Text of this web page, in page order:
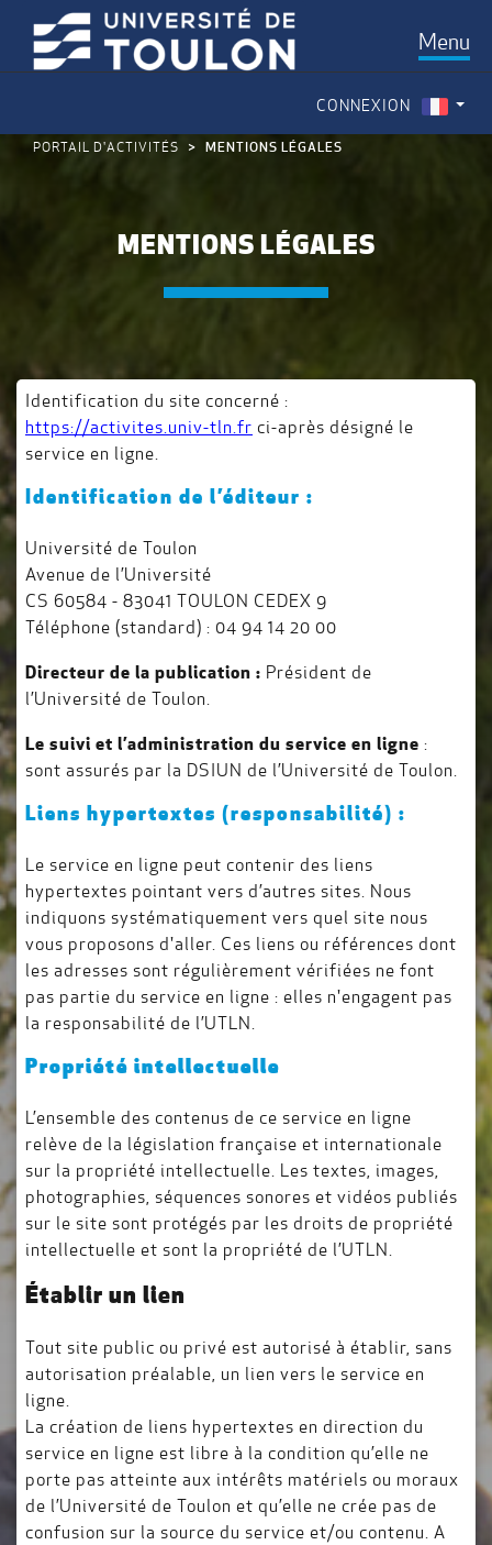
Menu
CONNEXION
PORTAIL D'ACTIVITÉS MENTIONS LÉGALES
MENTIONS LÉGALES
Identification du site concerné :
https://activites.univ-tln.fr ci-après désigné le
service en ligne.
Identification de l’éditeur :
Université de Toulon
Avenue de l’Université
CS 60584 - 83041 TOULON CEDEX 9
Téléphone (standard) : 04 94 14 20 00
Directeur de la publication : Président de
l’Université de Toulon.
Le suivi et l’administration du service en ligne :
sont assurés par la DSIUN de l’Université de Toulon.
Liens hypertextes (responsabilité) :
Le service en ligne peut contenir des liens
hypertextes pointant vers d’autres sites. Nous
indiquons systématiquement vers quel site nous
vous proposons d'aller. Ces liens ou références dont
les adresses sont régulièrement vérifiées ne font
pas partie du service en ligne : elles n'engagent pas
la responsabilité de l’UTLN.
Propriété intellectuelle
L’ensemble des contenus de ce service en ligne
relève de la législation française et internationale
sur la propriété intellectuelle. Les textes, images,
photographies, séquences sonores et vidéos publiés
sur le site sont protégés par les droits de propriété
intellectuelle et sont la propriété de l’UTLN.
Établir un lien
Tout site public ou privé est autorisé à établir, sans
autorisation préalable, un lien vers le service en
ligne.
La création de liens hypertextes en direction du
service en ligne est libre à la condition qu’elle ne
porte pas atteinte aux intérêts matériels ou moraux
de l’Université de Toulon et qu’elle ne crée pas de
confusion sur la source du service et/ou contenu. A